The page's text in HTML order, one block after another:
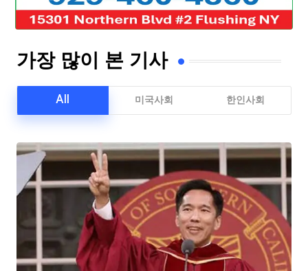
가장 많이 본 기사
All 미국사회 한인사회